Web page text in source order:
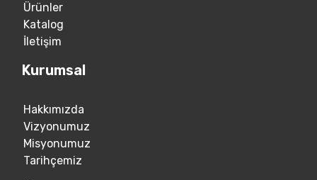
Ürünler
Katalog
İletişim
Kurumsal
Hakkımızda
Vizyonumuz
Misyonumuz
Tarihçemiz